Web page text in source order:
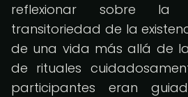
reflexionar sobre la
transitoriedad de la
de una vida más allá de
de rituales
participantes eran